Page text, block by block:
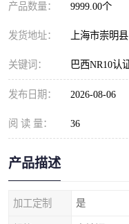
产品数量： 9999.00个
发货地址： 上海市崇明县
关键词： 巴西NR10认
发布日期： 2026-08-06
阅 读 量： 36
产品描述
加工定制 是